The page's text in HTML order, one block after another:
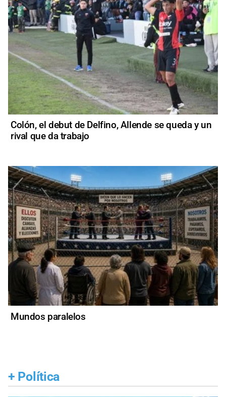
Colón, el debut de Delfino, Allende se queda y un
rival que da trabajo
Mundos paralelos
+ Política